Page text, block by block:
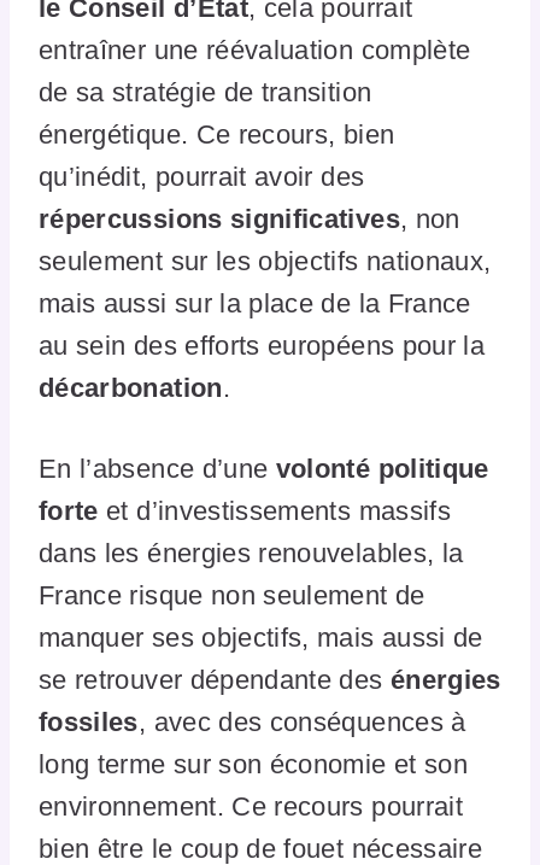
le Conseil d’État, cela pourrait
entraîner une réévaluation complète
de sa stratégie de transition
énergétique. Ce recours, bien
qu’inédit, pourrait avoir des
répercussions significatives, non
seulement sur les objectifs nationaux,
mais aussi sur la place de la France
au sein des efforts européens pour la
décarbonation.
En l’absence d’une volonté politique
forte et d’investissements massifs
dans les énergies renouvelables, la
France risque non seulement de
manquer ses objectifs, mais aussi de
se retrouver dépendante des énergies
fossiles, avec des conséquences à
long terme sur son économie et son
environnement. Ce recours pourrait
bien être le coup de fouet nécessaire